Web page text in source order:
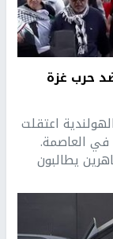
حرب غزة
اعتقلت
العاصمة.
يطالبون